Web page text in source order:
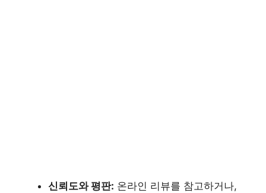
신뢰도와 평판: 온라인 리뷰를 참고하거나,